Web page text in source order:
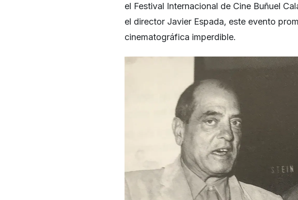
el Festival Internacional de Cine Buñuel
el director Javier Espada, este evento
cinematográfica imperdible.